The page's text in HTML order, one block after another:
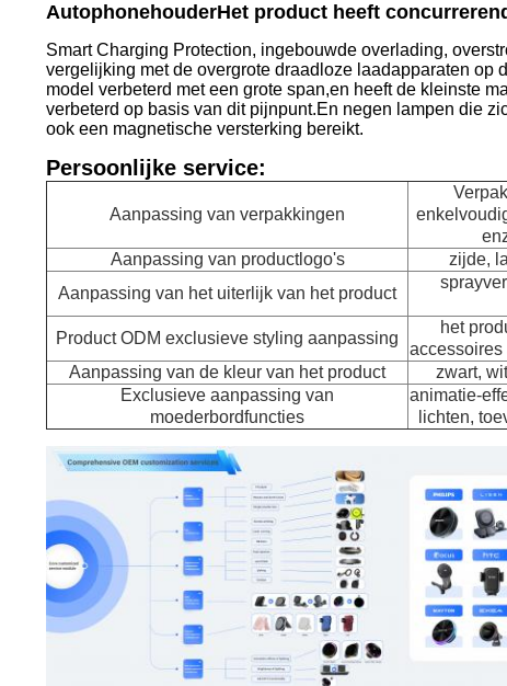
AutophonehouderHet product heeft
Smart Charging Protection, ingebouwde overlading,
vergelijking met de overgrote draadloze laadapparaten
model verbeterd met een grote span,en heeft de kleinste
verbeterd op basis van dit pijnpunt.En negen lampen die
ook een magnetische versterking bereikt.
Persoonlijke service:
Aanpassing van verpakkingen
Aanpassing van productlogo's
zijde,
Aanpassing van het uiterlijk van het product
Product ODM exclusieve styling aanpassing
het
accessoires
Aanpassing van de kleur van het product
zwart,
Exclusieve aanpassing van
moederbordfuncties
animatie-
lichten,